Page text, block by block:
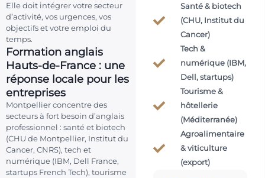
Elle doit intégrer votre secteur
d’activité, vos urgences, vos
objectifs et votre emploi du
temps.
Formation anglais
Hauts-de-France : une
réponse locale pour les
entreprises
Montpellier concentre des
secteurs à fort besoin d’anglais
professionnel : santé et biotech
(CHU de Montpellier, Institut du
Cancer, CNRS), tech et
numérique (IBM, Dell France,
startups French Tech), tourisme
Santé & biotech
(CHU, Institut du
Cancer)
Tech &
numérique (IBM,
Dell, startups)
Tourisme &
hôtellerie
(Méditerranée)
Agroalimentaire
& viticulture
(export)